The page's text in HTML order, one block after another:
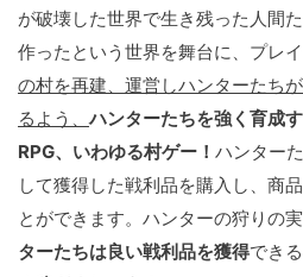
が破壊した世界で生き残った人間
作ったという世界を舞台に、プレイ
の村を再建、運営しハンターたち
るよう、ハンターたちを強く育成
RPG、いわゆる村ゲー！ ハンター
して獲得した戦利品を購入し、商
とができます。ハンターの狩りの
ターたちは良い戦利品を獲得できる